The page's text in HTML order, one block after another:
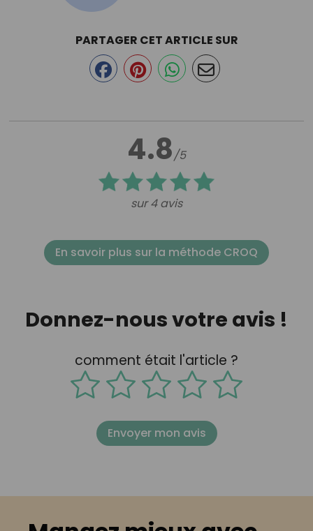
4.8/5
sur 4 avis
PARTAGER CET ARTICLE SUR
En savoir plus sur la méthode CROQ
Donnez-nous votre avis !
comment était l'article ?
Envoyer mon avis